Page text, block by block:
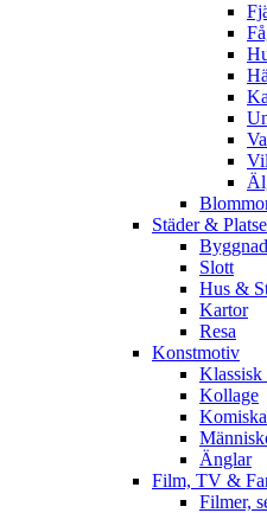
Städer &
Slott
Hus &
Kartor
Resa
Konstmotiv
Klassisk
Kollage
Komiska
Änglar
Film, TV &
Filmer,